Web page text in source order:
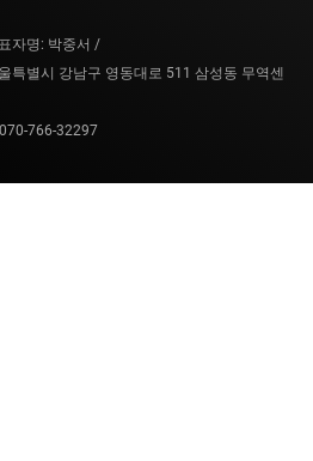
자명: 박중서 /
특별시 강남구 영동대로 511 삼성동 무역센
766-32297